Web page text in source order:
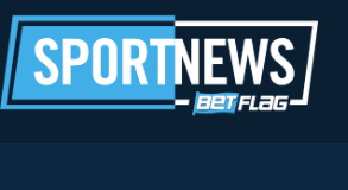
al
contenuto